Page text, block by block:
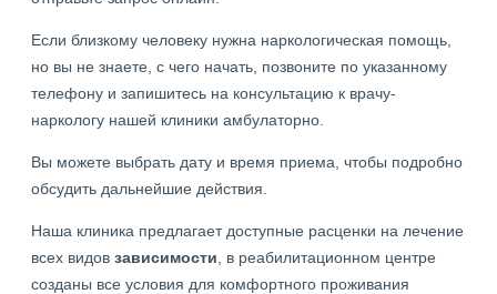
Если близкому человеку нужна наркологическая помощь,
но вы не знаете, с чего начать, позвоните по указанному
телефону и запишитесь на консультацию к врачу-
наркологу нашей клиники амбулаторно.
Вы можете выбрать дату и время приема, чтобы подробно
обсудить дальнейшие действия.
Наша клиника предлагает доступные расценки на лечение
всех видов зависимости , в реабилитационном центре
созданы все условия для комфортного проживания